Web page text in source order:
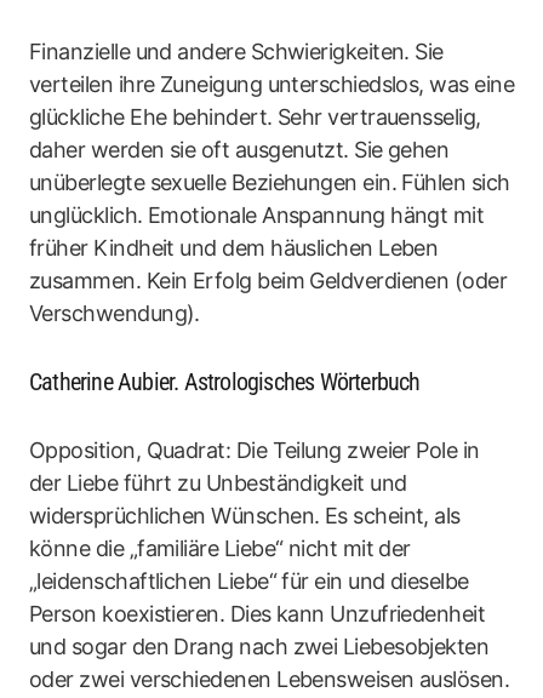
Finanzielle und andere Schwierigkeiten. Sie
verteilen ihre Zuneigung unterschiedslos, was eine
glückliche Ehe behindert. Sehr vertrauensselig,
daher werden sie oft ausgenutzt. Sie gehen
unüberlegte sexuelle Beziehungen ein. Fühlen sich
unglücklich. Emotionale Anspannung hängt mit
früher Kindheit und dem häuslichen Leben
zusammen. Kein Erfolg beim Geldverdienen (oder
Verschwendung).
Catherine Aubier. Astrologisches Wörterbuch
Opposition, Quadrat: Die Teilung zweier Pole in
der Liebe führt zu Unbeständigkeit und
widersprüchlichen Wünschen. Es scheint, als
könne die „familiäre Liebe“ nicht mit der
„leidenschaftlichen Liebe“ für ein und dieselbe
Person koexistieren. Dies kann Unzufriedenheit
und sogar den Drang nach zwei Liebesobjekten
oder zwei verschiedenen Lebensweisen auslösen.